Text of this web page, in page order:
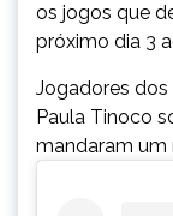
os jogos que
próximo dia 3
Jogadores
Paula Tinoco
mandaram um